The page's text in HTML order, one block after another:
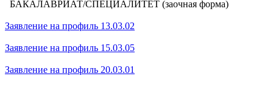
БАКАЛАВРИАТ/СПЕЦИАЛИТЕТ (заочная форма)
Заявление на профиль 13.03.02
Заявление на профиль 15.03.05
Заявление на профиль 20.03.01